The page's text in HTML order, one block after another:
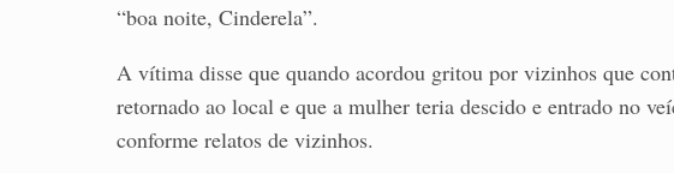
“boa noite, Cinderela”.
A vítima disse que quando acordou gritou por vizinhos que
retornado ao local e que a mulher teria descido e entrado no
conforme relatos de vizinhos.